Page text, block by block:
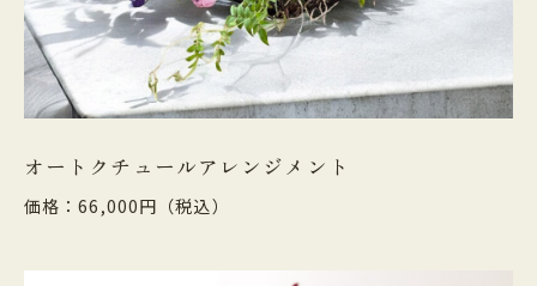
オートクチュールアレンジメント
価格：66,000円（税込）